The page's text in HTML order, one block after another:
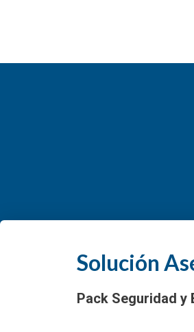
Solución
Pack Seguridad y